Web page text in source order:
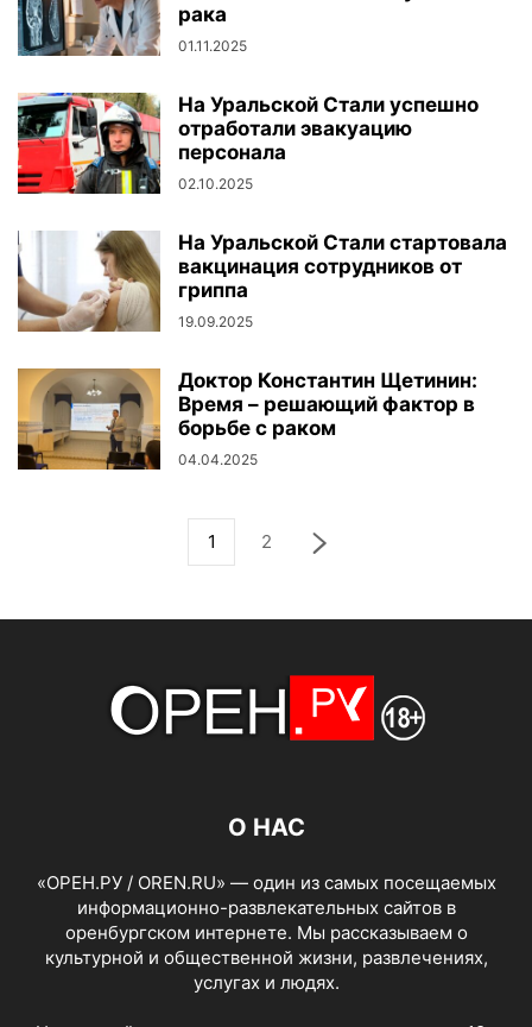
рака
01.11.2025
На Уральской Стали успешно
отработали эвакуацию
персонала
02.10.2025
На Уральской Стали стартовала
вакцинация сотрудников от
гриппа
19.09.2025
Доктор Константин Щетинин:
Время – решающий фактор в
борьбе с раком
04.04.2025
1 2
О НАС
«ОРЕН.РУ / OREN.RU» — один из самых посещаемых
информационно-развлекательных сайтов в
оренбургском интернете. Мы рассказываем о
культурной и общественной жизни, развлечениях,
услугах и людях.